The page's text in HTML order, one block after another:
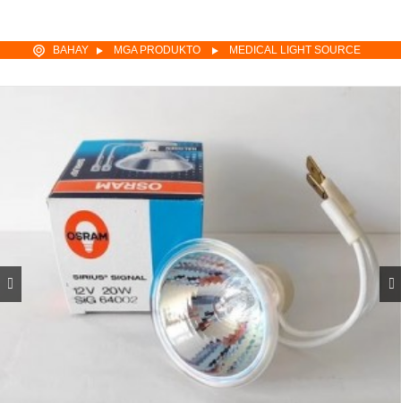
BAHAY MGA PRODUKTO MEDICAL LIGHT SOURCE